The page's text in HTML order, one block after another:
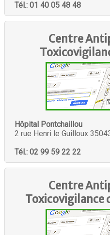
Tél.: 01 40 05 48 48
Centre
Hôpital Pontchaillou
2 rue Henri le Guilloux
Tél.: 02 99 59 22 22
Centre
Toxicovigilance